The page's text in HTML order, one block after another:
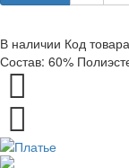
В наличии Код
Состав: 60%